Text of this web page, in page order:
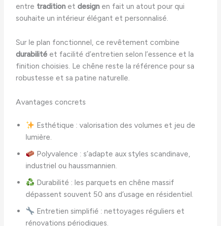
entre tradition etdesign en fait un atout pour qui
souhaite un intérieur élégant et personnalisé.
Sur le plan fonctionnel, ce revêtement combine
durabilité et facilité d’entretien selon l’essence et la
finition choisies. Le chêne reste la référence pour sa
robustesse et sa patine naturelle.
Avantages concrets
Esthétique : valorisation des volumes et jeu de
lumière.
Polyvalence : s’adapte aux styles scandinave,
industriel ou haussmannien.
Durabilité : les parquets en chêne massif
dépassent souvent 50 ans d’usage en résidentiel.
Entretien simplifié : nettoyages réguliers et
rénovations périodiques.